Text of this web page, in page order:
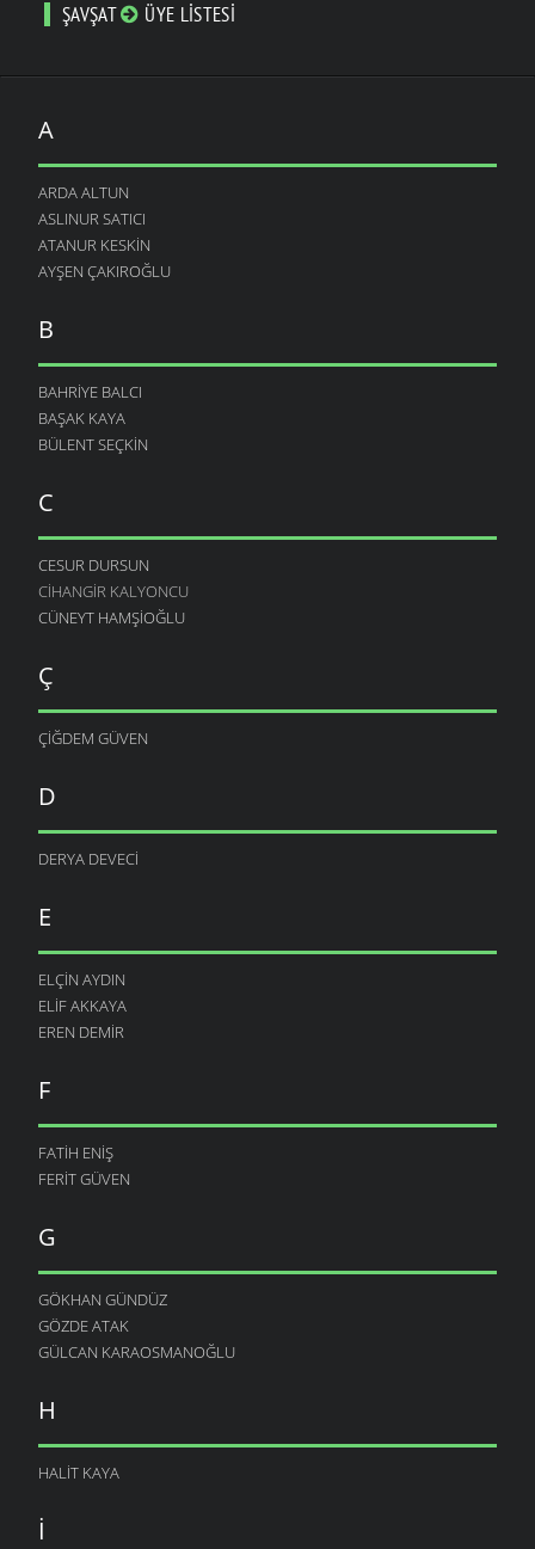
ŞAVŞAT ÜYE LISTESI
A
ARDA ALTUN
ASLINUR SATICI
ATANUR KESKIN
AYŞEN ÇAKIROĞLU
B
BAHRIYE BALCI
BAŞAK KAYA
BÜLENT SEÇKIN
C
CESUR DURSUN
CIHANGIR KALYONCU
CÜNEYT HAMŞIOĞLU
Ç
ÇIĞDEM GÜVEN
D
DERYA DEVECI
E
ELÇIN AYDIN
ELIF AKKAYA
EREN DEMIR
F
FATIH ENIŞ
FERIT GÜVEN
G
GÖKHAN GÜNDÜZ
GÖZDE ATAK
GÜLCAN KARAOSMANOĞLU
H
HALIT KAYA
I